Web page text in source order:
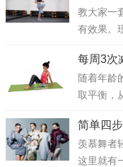
教大家一
有效果。
每周3次
随着年龄
取平衡，
简单四
羡慕舞者
这里就有